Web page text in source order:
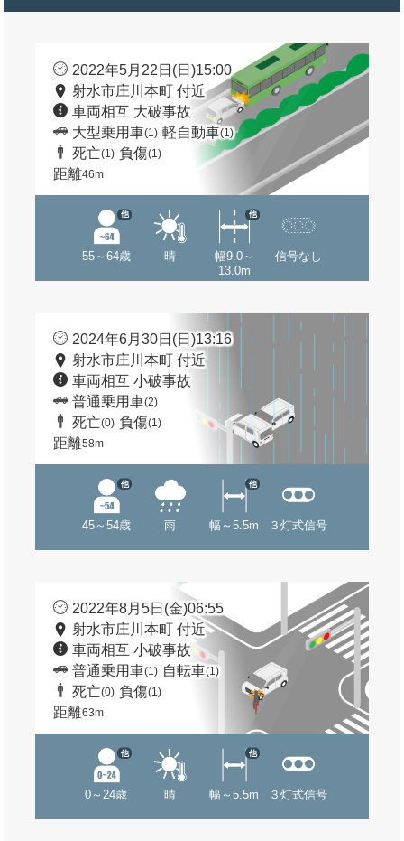
2022年5月22日(日)15:00
射水市庄川本町 付近
車両相互 大破事故
大型乗用車(1) 軽自動車(1)
死亡(1) 負傷(1)
距離46m
55～64歳
他
晴
幅9.0～
13.0m
他
信号なし
2024年6月30日(日)13:16
射水市庄川本町 付近
車両相互 小破事故
普通乗用車(2)
死亡(0) 負傷(1)
距離58m
45～54歳
他
雨 幅～5.5m
他
３灯式信号
2022年8月5日(金)06:55
射水市庄川本町 付近
車両相互 小破事故
普通乗用車(1) 自転車(1)
死亡(0) 負傷(1)
距離63m
0～24歳
他
晴 幅～5.5m
他
３灯式信号